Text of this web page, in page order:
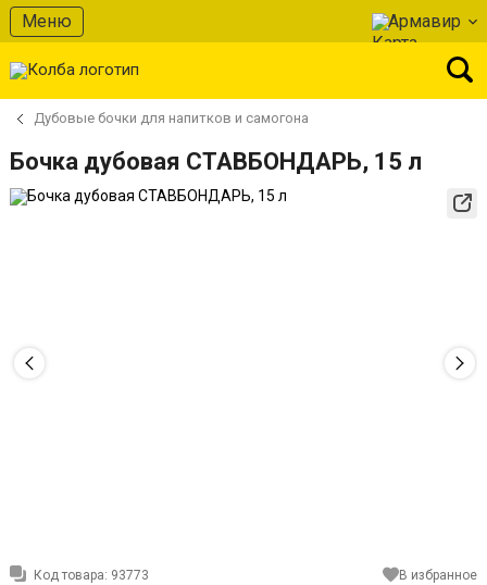
Меню Армавир
Дубовые бочки для напитков и самогона
Бочка дубовая СТАВБОНДАРЬ, 15 л
Код товара: 93773 В избранное